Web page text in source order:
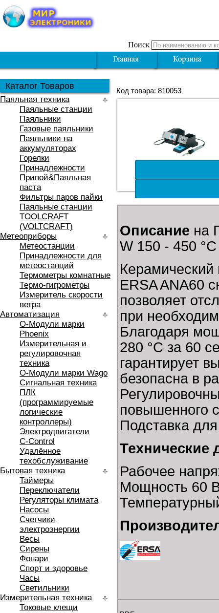
Поиск
Каталог Товаров
Паяльная техника
Паяльные станции
Паяльники
Газовые паяльники
Паяльники на
аккумуляторах
Горелки
Принадлежности
Припой&Паяльная
паста
Фильтры паров пайки
Паяльные станции
TOOLCRAFT
(VOLTCRAFT)
Метеоприборы
Метеостанции
Принадлежности для
метеостанций
Термометры комнатные
Термо-гигрометры
Измеритель скорости
ветра
Автоматизация
O-Модули марки
Phoenix
Измерительная и
регулировочная
техника
O-Модули марки Wago
Сигнальная техника
ПЛК
(программируемые
логические
контроллеры)
Электродвигатели
C-Control
Удалённое
техобслуживание
Бытовая техника
Таймеры
Переключатели
Регуляторы климата
Насосы
Счетчики
электроэнергии
Весы
Сирены
Фонари
Спорт и здоровье
Часы
Светильники
Измерительная техника
Токовые клещи
Код товара: 810053
Описание на
W 150 - 450 °C
Керамический
ERSA ANA60
позволяет
при
Благодаря
280 °C за 60
гарантирует
безопасна в
повышенного
Подставка
Технические
Рабочее
Мощность 60